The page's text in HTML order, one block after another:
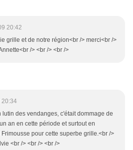
20:42
grille et de notre région<br /> merci<br />
/> <br /> <br />
20:34
lutin des vendanges, c'était dommage de
an en cette période et surtout en
pour cette superbe grille.<br />
<br /> <br /> <br />